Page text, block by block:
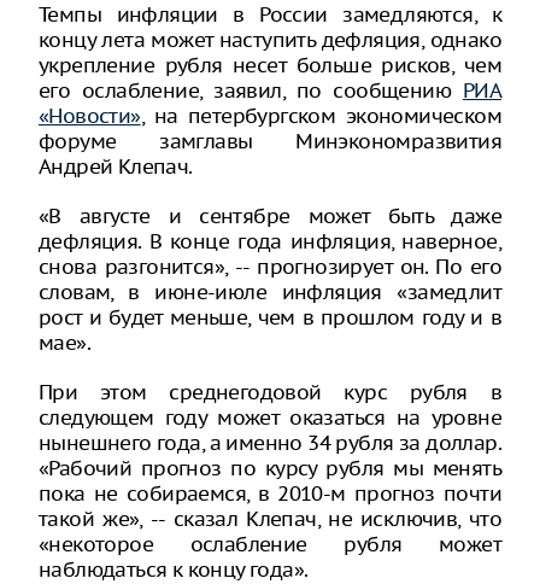
Темпы инфляции в России замедляются, к
концу лета может наступить дефляция, однако
укрепление рубля несет больше рисков, чем
его ослабление, заявил, по сообщению РИА
«Новости», на петербургском экономическом
форуме замглавы Минэкономразвития
Андрей Клепач.
«В августе и сентябре может быть даже
дефляция. В конце года инфляция, наверное,
снова разгонится», -- прогнозирует он. По его
словам, в июне-июле инфляция «замедлит
рост и будет меньше, чем в прошлом году и в
мае».
При этом среднегодовой курс рубля в
следующем году может оказаться на уровне
нынешнего года, а именно 34 рубля за доллар.
«Рабочий прогноз по курсу рубля мы менять
пока не собираемся, в 2010-м прогноз почти
такой же», -- сказал Клепач, не исключив, что
«некоторое ослабление рубля может
наблюдаться к концу года».